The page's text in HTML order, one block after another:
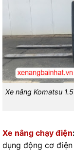
Xe nâng Komatsu
Xe nâng chạy điện:
dụng động cơ